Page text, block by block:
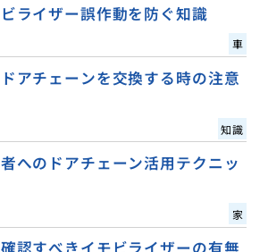
ライザー誤作動を防ぐ知識
車
アチェーンを交換する時の注意
知識
へのドアチェーン活用テクニッ
家